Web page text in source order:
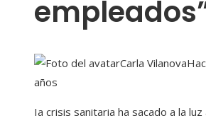
Carla Vilanova
años
Ia crisis sanitaria ha sacado a la luz